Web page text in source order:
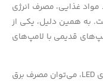
مواد غذایی، مصرف انرژی
به همین دلیل، یکی از
قدیمی با لامپ‌های
با تعویض لامپ‌های قدیمی با لامپ‌های LED، می‌توان مصرف برق